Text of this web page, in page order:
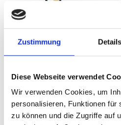
Zustimmung Details
Diese Webseite verwendet
Wir verwenden Cookies, um
personalisieren, Funktionen für
zu können und die Zugriffe auf